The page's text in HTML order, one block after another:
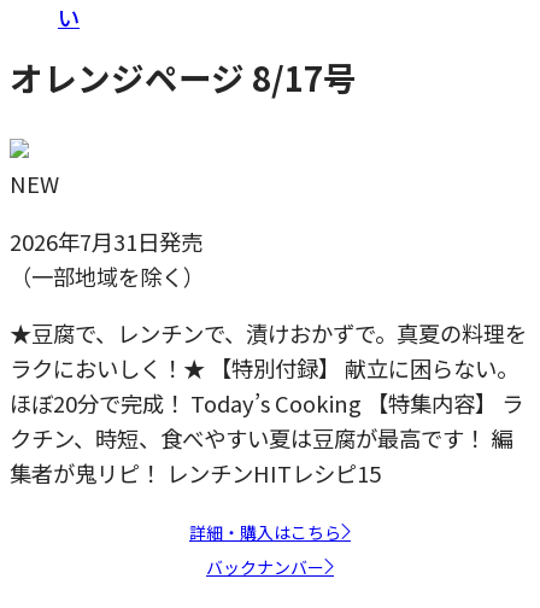
い
オレンジページ 8/17号
NEW
2026年7月31日発売
（一部地域を除く）
★豆腐で、レンチンで、漬けおかずで。真夏の料理を
ラクにおいしく！★ 【特別付録】 献立に困らない。
ほぼ20分で完成！ Today’s Cooking 【特集内容】 ラ
クチン、時短、食べやすい夏は豆腐が最高です！ 編
集者が鬼リピ！ レンチンHITレシピ15
詳細・購入はこちら
バックナンバー